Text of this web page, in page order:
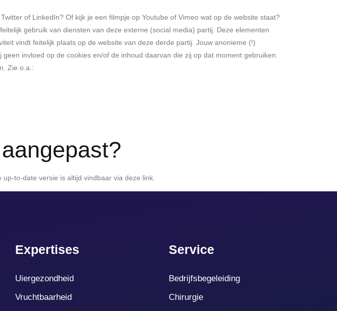
of LinkedIn? Of kijk je een filmpje op Youtube of Vimeo wat op de website staat?
gebruik van diensten van deze externe (social media) partij. Deze elementen
vindt feitelijk plaats op de website van deze derde partij. Jouw anonieme (!)
invloed op de cookies en/of de inhoud daarvan die zij op dat moment gebruiken.
Zie o.a.:
to-date versie is altijd vindbaar via deze link.
Expertises
Uiergezondheid
Vruchtbaarheid
Service
Bedrijfsbegeleiding
Chirurgie